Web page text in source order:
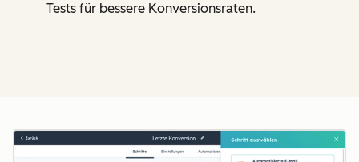
Tests für bessere Konversionsraten.